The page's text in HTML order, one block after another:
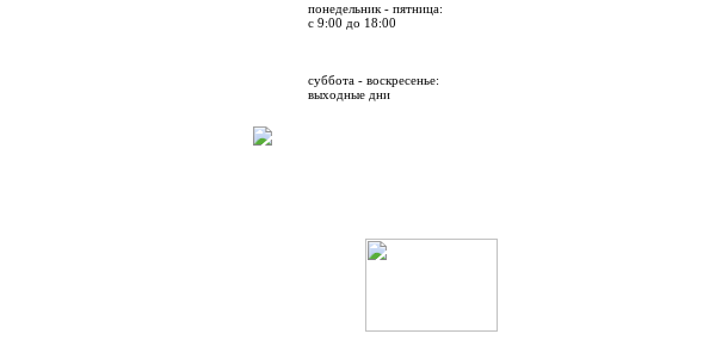
понедельник - пятница:
с 9:00 до 18:00
суббота - воскресенье:
выходные дни